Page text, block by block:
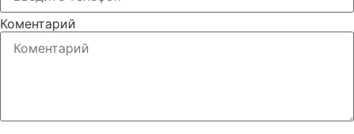
Коментарий